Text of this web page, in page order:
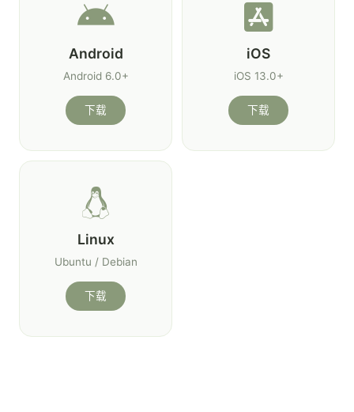
Android
Android 6.0+
下载
iOS
iOS 13.0+
下载
Linux
Ubuntu / Debian
下载